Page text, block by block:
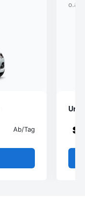
Ab/Tag
o.ä.